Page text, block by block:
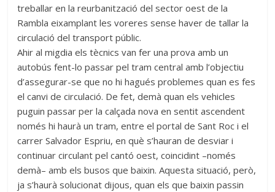
treballar en la reurbanització del sector oest de la
Rambla eixamplant les voreres sense haver de tallar la
circulació del transport públic.
Ahir al migdia els tècnics van fer una prova amb un
autobús fent-lo passar pel tram central amb l’objectiu
d’assegurar-se que no hi hagués problemes quan es fes
el canvi de circulació. De fet, demà quan els vehicles
puguin passar per la calçada nova en sentit ascendent
només hi haurà un tram, entre el portal de Sant Roc i el
carrer Salvador Espriu, en què s’hauran de desviar i
continuar circulant pel cantó oest, coincidint –només
demà– amb els busos que baixin. Aquesta situació, però,
ja s’haurà solucionat dijous, quan els que baixin passin